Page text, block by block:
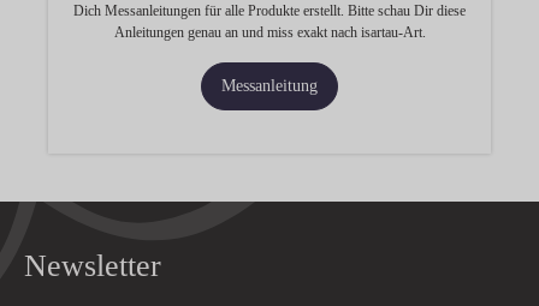
Dich Messanleitungen für alle Produkte erstellt. Bitte schau Dir diese
Anleitungen genau an und miss exakt nach isartau-Art.
Messanleitung
Newsletter